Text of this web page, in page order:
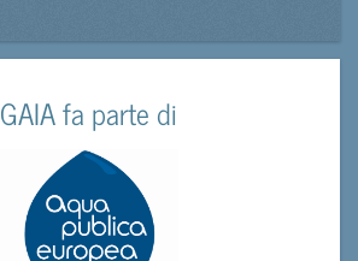
GAIA fa parte di